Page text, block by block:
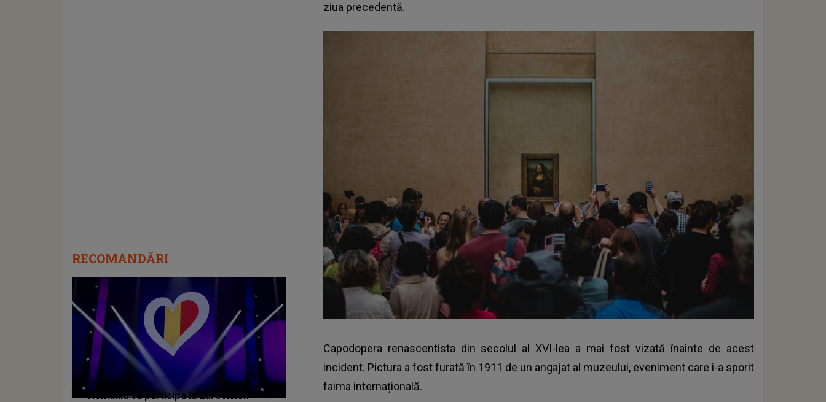
ziua precedentă.
Capodopera renascentista din secolul al XVI-lea a mai fost vizată înainte de acest
incident. Pictura a fost furată în 1911 de un angajat al muzeului, eveniment care i-a sporit
faima internațională.
RECOMANDĂRI
România va participa la Eurovision